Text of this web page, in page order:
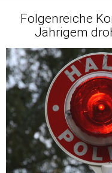
Folgenreiche
Jährigem